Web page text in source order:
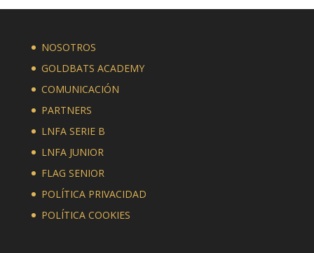
NOSOTROS
GOLDBATS ACADEMY
COMUNICACIÓN
PARTNERS
LNFA SERIE B
LNFA JUNIOR
FLAG SENIOR
POLÍTICA PRIVACIDAD
POLÍTICA COOKIES